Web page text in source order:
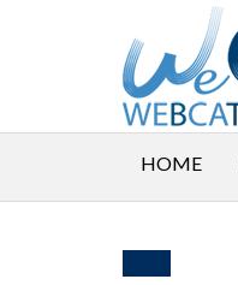
HOME